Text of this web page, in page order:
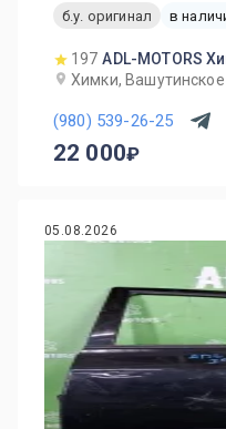
б.у. оригинал
в
197 ADL-MOTORS
Химки,
(980) 539-26-25
22 000
05.08.2026